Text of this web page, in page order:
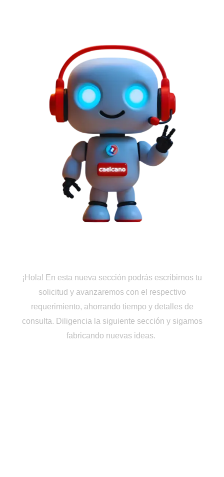
¡Hola! En esta nueva sección podrás escribirnos tu
solicitud y avanzaremos con el respectivo
requerimiento, ahorrando tiempo y detalles de
consulta. Diligencia la siguiente sección y sigamos
fabricando nuevas ideas.